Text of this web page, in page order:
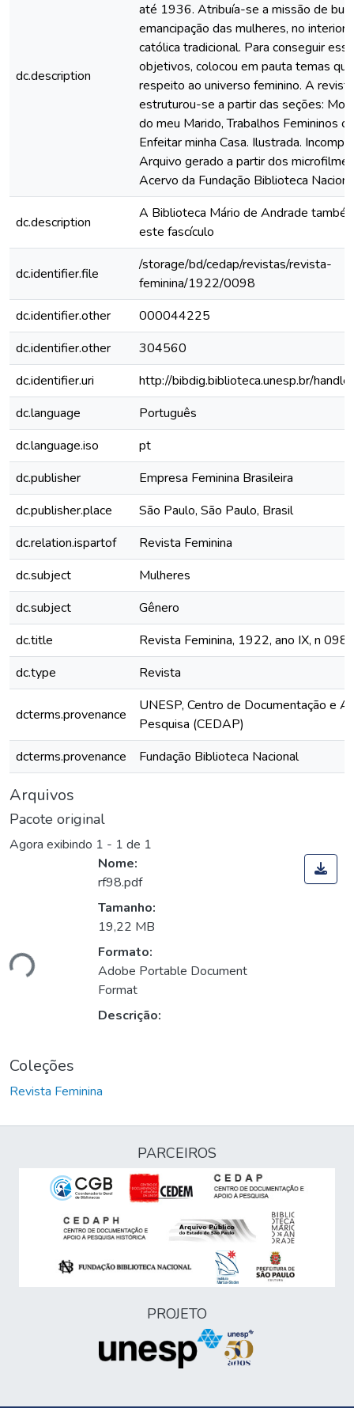
dc.description
até 1936. Atribuía-se a missão de
emancipação das mulheres, no interior
católica tradicional. Para conseguir
objetivos, colocou em pauta temas
respeito ao universo feminino. A revista
estruturou-se a partir das seções:
do meu Marido, Trabalhos Femininos
Enfeitar minha Casa. Ilustrada.
Arquivo gerado a partir dos
Acervo da Fundação Biblioteca
dc.description
A Biblioteca Mário de Andrade
este fascículo
dc.identifier.file
/storage/bd/cedap/revistas/revista-
feminina/1922/0098
dc.identifier.other
000044225
dc.identifier.other
304560
dc.identifier.uri
http://bibdig.biblioteca.unesp.br/
dc.language
Português
dc.language.iso
pt
dc.publisher
Empresa Feminina Brasileira
dc.publisher.place
São Paulo, São Paulo, Brasil
dc.relation.ispartof
Revista Feminina
dc.subject
Mulheres
dc.subject
Gênero
dc.title
Revista Feminina, 1922, ano IX, n 098
dc.type
Revista
dcterms.provenance
UNESP, Centro de Documentação e
Pesquisa (CEDAP)
dcterms.provenance
Fundação Biblioteca Nacional
Arquivos
Pacote original
Agora exibindo 1 - 1 de 1
Nome:
rf98.pdf
Tamanho:
19,22 MB
Formato:
Adobe Portable Document
Format
Descrição:
Coleções
Revista Feminina
PARCEIROS
PROJETO